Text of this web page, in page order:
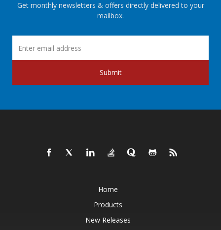
Get monthly newsletters & offers directly delivered to your
mailbox.
Submit
Home
Products
New Releases